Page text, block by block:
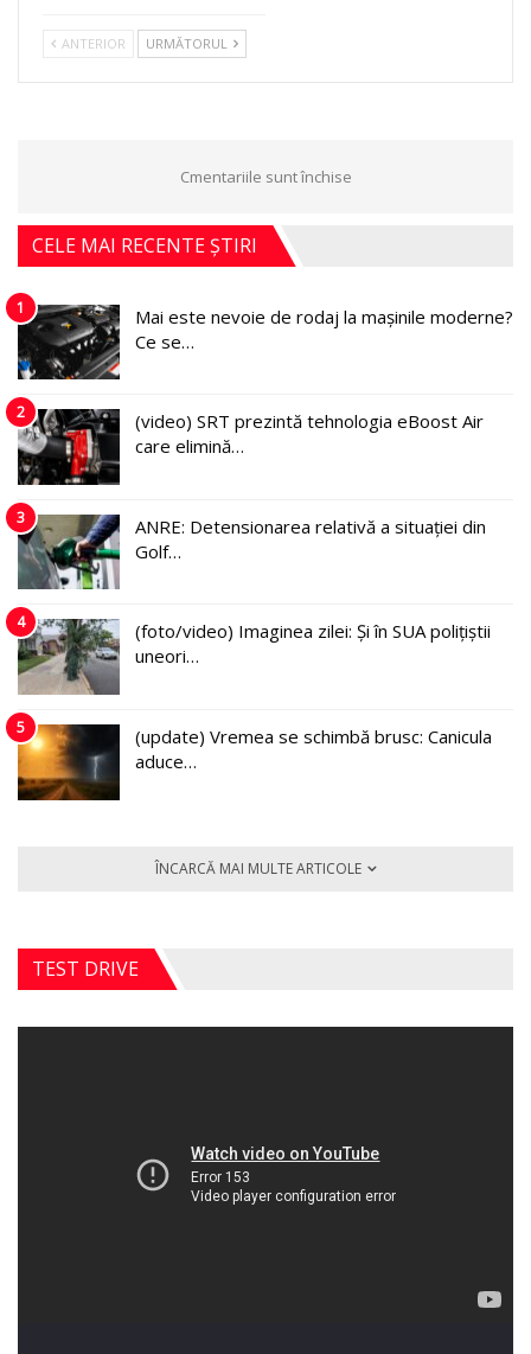
ANTERIOR URMĂTORUL
Cmentariile sunt închise
CELE MAI RECENTE ȘTIRI
1
Mai este nevoie de rodaj la mașinile moderne?
Ce se…
2
(video) SRT prezintă tehnologia eBoost Air
care elimină…
3
ANRE: Detensionarea relativă a situației din
Golf…
4
(foto/video) Imaginea zilei: Și în SUA polițiștii
uneori…
5
(update) Vremea se schimbă brusc: Canicula
aduce…
ÎNCARCĂ MAI MULTE ARTICOLE
TEST DRIVE